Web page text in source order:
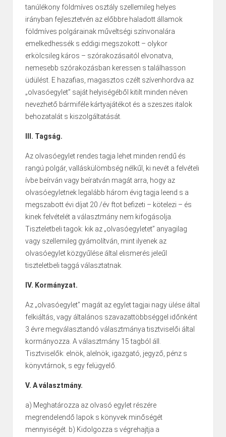
tanúlékony földmíves osztály szellemileg helyes
irányban fejlesztetvén az előbbre haladott államok
földmíves polgárainak műveltségi színvonalára
emelkedhessék s eddigi megszokott – olykor
erkölcsileg káros – szórakozásaitól elvonatva,
nemesebb szórakozásban keressen s találhasson
üdülést. E hazafias, magasztos czélt szívenhordva az
„olvasóegylet” saját helyiségéből kitilt minden néven
nevezhető bármiféle kártyajátékot és a szeszes italok
behozatalát s kiszolgáltatását.
III. Tagság.
Az olvasóegylet rendes tagja lehet minden rendű és
rangú polgár, valláskülömbség nélkűl, ki nevét a felvételi
ívbe beírván vagy beíratván magát arra, hogy az
olvasóegyletnek legalább három évig tagja leend s a
megszabott évi díjat 20 /év ftot befizeti – kötelezi – és
kinek felvételét a választmány nem kifogásolja.
Tiszteletbeli tagok: kik az „olvasóegyletet” anyagilag
vagy szellemileg gyámolítván, mint ilyenek az
olvasóegylet közgyűlése által elismerés jeleűl
tiszteletbeli taggá választatnak.
IV. Kormányzat.
Az „olvasóegylet” magát az egylet tagjai nagy ülése által
felkiáltás, vagy általános szavazattöbbséggel időnként
3 évre megválasztandó választmánya tisztviselői által
kormányozza. A választmány 15 tagból áll.
Tisztviselők: elnök, alelnök, igazgató, jegyző, pénz s
könyvtárnok, s egy felügyelő.
V. A választmány.
a) Meghatározza az olvasó egylet részére
megrendelendő lapok s könyvek minőségét
mennyiségét. b) Kidolgozza s végrehajtja a